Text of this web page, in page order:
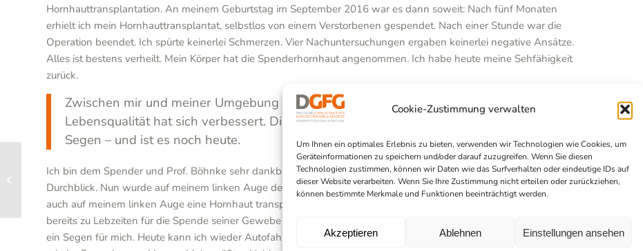
Cookie-Zustimmung verwalten
Um Ihnen ein optimales Erlebnis zu bieten, verwenden wir Technologien wie Cookies, um
Geräteinformationen zu speichern und/oder darauf zuzugreifen. Wenn Sie diesen
Technologien zustimmen, können wir Daten wie das Surfverhalten oder eindeutige IDs auf
dieser Website verarbeiten. Wenn Sie Ihre Zustimmung nicht erteilen oder zurückziehen,
können bestimmte Merkmale und Funktionen beeinträchtigt werden.
Akzeptieren Ablehnen Einstellungen ansehen
Hornhauttransplantation. An meinem Geburtstag im September 2016 war es dann soweit: Nach fünf Monaten
erhielt ich mein Hornhauttransplantat, selbstlos von einem Verstorbenen gespendet. Nach einer Stunde war die
Operation beendet. Ich spürte keinerlei Schmerzen. Vier Nachuntersuchungen ergaben keinerlei negative Ansätze.
Alles ist bestens verheilt. Mein Körper hat die Spenderhornhaut angenommen. Ich habe heute meine Sehfähigkeit
zurück.
Zwischen mir und meiner Umgebung ist nun kein dichter Schleier mehr. Meine
Lebensqualität hat sich verbessert. Die Hornhauttransplantation war für mich wie ein
Segen – und ist es noch heute.
Ich bin dem Spender und Prof. Böhnke sehr dankbar. Alle vier Monate gehe ich nun zur Kontrolle – mit klarem
Durchblick. Nun wurde auf meinem linken Auge der Schleier allmählich wieder stärker. Anfang Juli 2017 bekam ich
auch auf meinem linken Auge eine Hornhaut transplantiert. Und das war erneut nur möglich, weil sich ein Mensch
bereits zu Lebzeiten für die Spende seiner Gewebe entschieden hat. Eine selbstlose Entscheidung für den Spender –
ein Segen für mich. Heute kann ich wieder Autofahren und habe meine Selbstständigkeit zurückerlangt. Ich kann
Patientengeschichte:
von seinen Erfahrungen